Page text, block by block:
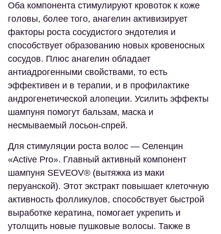
Оба компонента стимулируют кровоток к коже
головы, более того, анагелин активизирует
факторы роста сосудистого эндотелия и
способствует образованию новых кровеносных
сосудов. Плюс анагелин обладает
антиадрогенными свойствами, то есть
эффективен и в терапии, и в профилактике
андрогенетической алопеции. Усилить эффекты
шампуня помогут бальзам, маска и
несмываемый лосьон-спрей.
Для стимуляции роста волос — Селенцин
«Active Pro». Главный активный компонент
шампуня SEVEOV® (вытяжка из маки
перуанской). Этот экстракт повышает клеточную
активность фолликулов, способствует быстрой
выработке кератина, помогает укрепить и
утолщить новые пушковые волосы. Также в